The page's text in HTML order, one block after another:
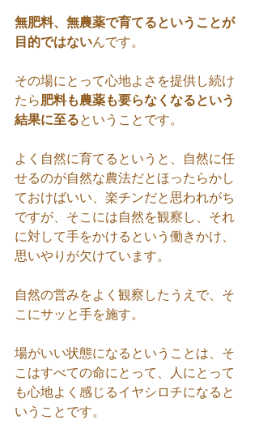
無肥料、無農薬で育てるということが
目的ではないんです。
その場にとって心地よさを提供し続け
たら肥料も農薬も要らなくなるという
結果に至るということです。
よく自然に育てるというと、自然に任
せるのが自然な農法だとほったらかし
ておけばいい、楽チンだと思われがち
ですが、そこには自然を観察し、それ
に対して手をかけるという働きかけ、
思いやりが欠けています。
自然の営みをよく観察したうえで、そ
こにサッと手を施す。
場がいい状態になるということは、そ
こはすべての命にとって、人にとって
も心地よく感じるイヤシロチになると
いうことです。